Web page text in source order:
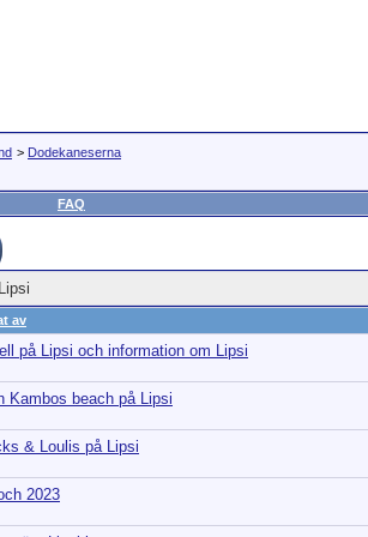
> Dodekaneserna
FAQ
av
på Lipsi och information om Lipsi
Kambos beach på Lipsi
& Loulis på Lipsi
2023